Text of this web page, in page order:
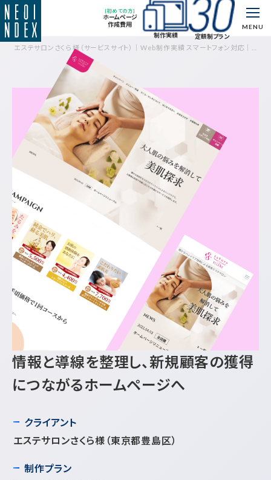
[初めての方]
ホームページ
作成費用
制作実績
定額制プラン
MENU
エステサロンさくら様（サービスサイト）｜Web制作実績 スマートフォン対応｜制
情報と導線を整理し、新規顧客の獲得
につながるホームページへ
クライアント
エステサロンさくら様 （東京都豊島区）
制作プラン